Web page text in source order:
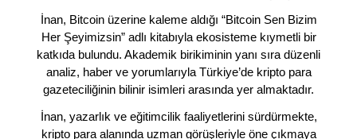
İnan, Bitcoin üzerine kaleme aldığı “Bitcoin Sen Bizim
Her Şeyimizsin” adlı kitabıyla ekosisteme kıymetli bir
katkıda bulundu. Akademik birikiminin yanı sıra düzenli
analiz, haber ve yorumlarıyla Türkiye’de kripto para
gazeteciliğinin bilinir isimleri arasında yer almaktadır.
İnan, yazarlık ve eğitimcilik faaliyetlerini sürdürmekte,
kripto para alanında uzman görüşleriyle öne çıkmaya